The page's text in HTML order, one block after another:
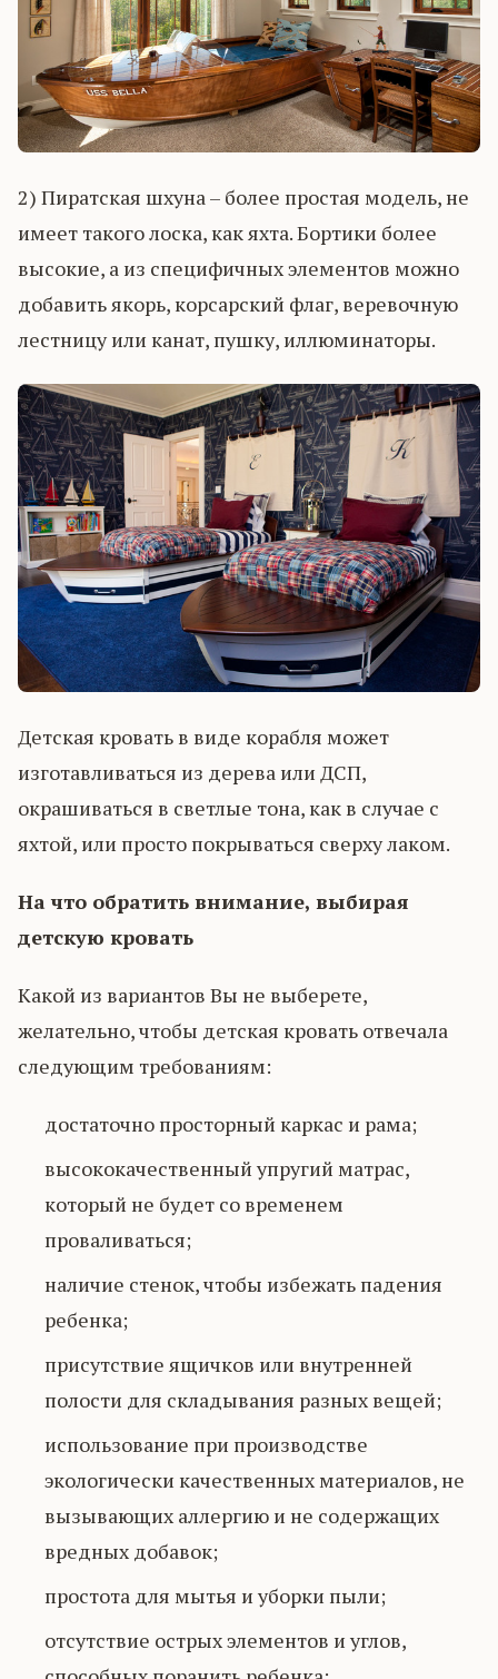
2) Пиратская шхуна – более простая модель, не
имеет такого лоска, как яхта. Бортики более
высокие, а из специфичных элементов можно
добавить якорь, корсарский флаг, веревочную
лестницу или канат, пушку, иллюминаторы.
Детская кровать в виде корабля может
изготавливаться из дерева или ДСП,
окрашиваться в светлые тона, как в случае с
яхтой, или просто покрываться сверху лаком.
На что обратить внимание, выбирая
детскую кровать
Какой из вариантов Вы не выберете,
желательно, чтобы детская кровать отвечала
следующим требованиям:
достаточно просторный каркас и рама;
высококачественный упругий матрас,
который не будет со временем
проваливаться;
наличие стенок, чтобы избежать падения
ребенка;
присутствие ящичков или внутренней
полости для складывания разных вещей;
использование при производстве
экологически качественных материалов, не
вызывающих аллергию и не содержащих
вредных добавок;
простота для мытья и уборки пыли;
отсутствие острых элементов и углов,